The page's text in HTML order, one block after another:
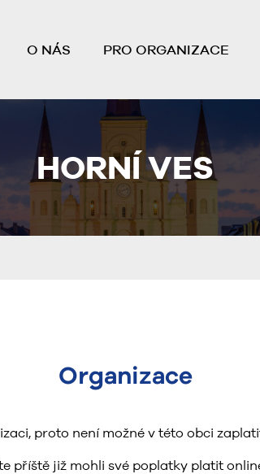
O NÁS PRO ORGANIZACE
HORNÍ VES
Organizace
proto není možné v této obci
příště již mohli své poplatky platit